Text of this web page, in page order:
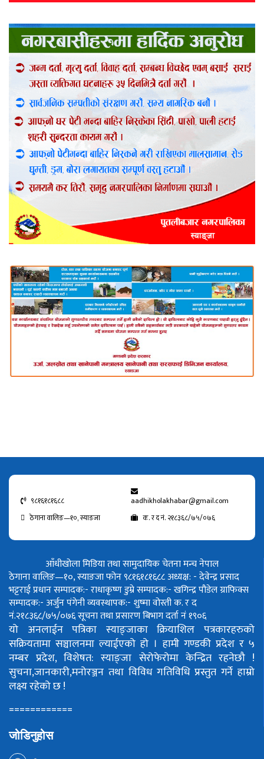
९८१६१८१६८८
aadhikholakhabar@gmail.com
ठेगाना वालिङ—१०, स्याङजा
क. र द नं. २१८३६८/७५/०७६
आँधीखोला मिडिया तथा सामुदायिक चेतना मन्च नेपाल
ठेगाना वालिङ—१०, स्याङजा फोन ९८१६१८१६८८अध्यक्ष: - देवेन्द्र प्रसाद
भट्टराईप्रधान सम्पादक:- राधाकृष्ण डुम्रेसम्पादक:- खगिन्द्र पौडेलग्राफिक्स
सम्पादक:- अर्जुन पंगेनीव्यवस्थापक:- शुष्मा वोस्तीक. र द
नं.२१८३६८/७५/०७६सूचना तथा प्रसारण बिभाग दर्ता नं १९०६
यो अनलाईन पत्रिका स्याङ्जाका क्रियाशिल पत्रकारहरुको
सक्रियतामा सञ्चालनमा ल्याईएको हो । हामी गण्डकी प्रदेश र ५
नम्बर प्रदेश, विशेषत: स्याङ्जा सेरोफेरोमा केन्द्रित रहनेछौ !
सुचना,जानकारी,मनोरञ्जन तथा विविध गतिविधि प्रस्तुत गर्ने हाम्रो
लक्ष्य रहेको छ !
============
जोडिनुहोस